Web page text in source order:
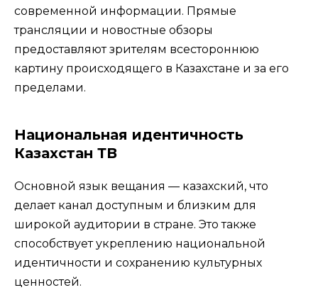
современной информации. Прямые
трансляции и новостные обзоры
предоставляют зрителям всестороннюю
картину происходящего в Казахстане и за его
пределами.
Национальная идентичность
Казахстан ТВ
Основной язык вещания — казахский, что
делает канал доступным и близким для
широкой аудитории в стране. Это также
способствует укреплению национальной
идентичности и сохранению культурных
ценностей.